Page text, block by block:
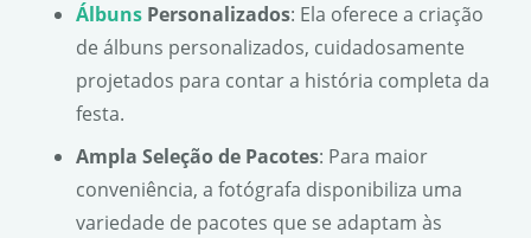
Álbuns Personalizados: Ela oferece a criação
de álbuns personalizados, cuidadosamente
projetados para contar a história completa da
festa.
Ampla Seleção de Pacotes: Para maior
conveniência, a fotógrafa disponibiliza uma
variedade de pacotes que se adaptam às